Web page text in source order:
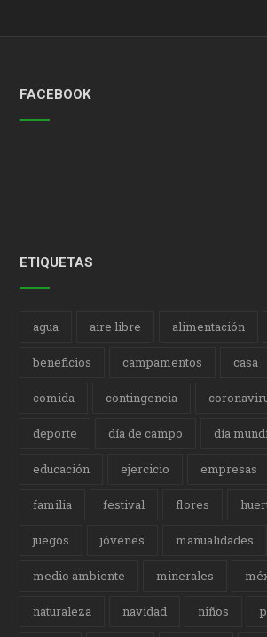
FACEBOOK
ETIQUETAS
agua aire libre alimentación
beneficios campamentos casa
comida contingencia
deporte día de campo día
educación ejercicio empresas
familia festival flores
juegos jóvenes manualidades
medio ambiente minerales
naturaleza navidad niños